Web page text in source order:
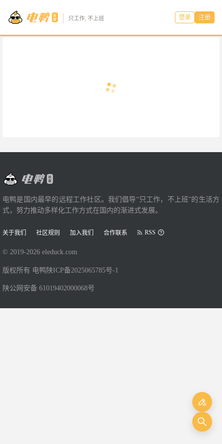
只工作, 不上班 登录 注册
电鸭是国内最早的远程工作社区。我们倡导“只工作，不上班”的生活方
式，努力推动多样化工作方式在国内的渐进式发展。
关于我们 社区规则 加入我们 合作联系 RSS
© 2019-2026 eleduck.com
版权所有 电鸭 陕ICP备2025065785号-1
陕公网安备 61019402000068号